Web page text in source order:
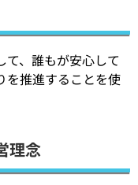
、誰もが安心して
を推進することを使
理念